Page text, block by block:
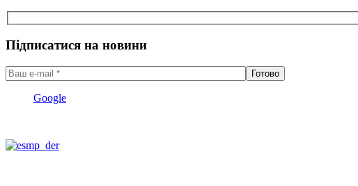
Підписатися на новини
Google